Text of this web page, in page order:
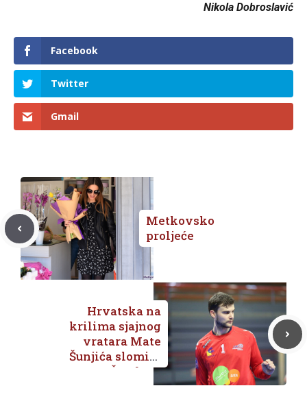
Nikola Dobroslavić
Facebook
Twitter
Gmail
Metkovsko
proljeće
Hrvatska na
krilima sjajnog
vratara Mate
Šunjića slomila
Šveđane